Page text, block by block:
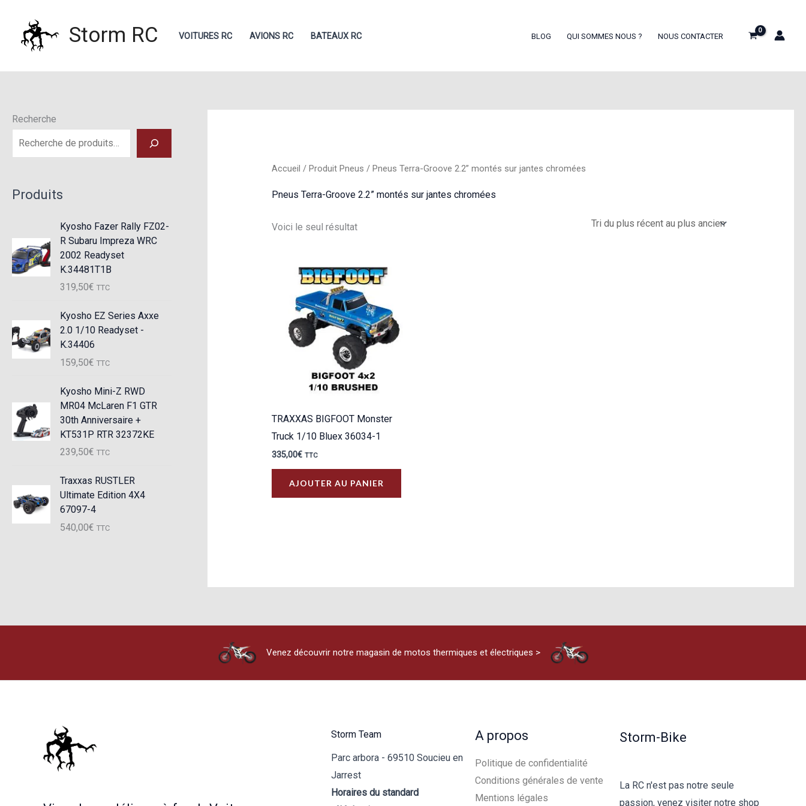
contenu
Storm RC VOITURES RC AVIONS RC BATEAUX RC BLOG QUI SOMMES NOUS ? NOUS CONTACTER
Recherche
Produits
Kyosho Fazer Rally FZ02-
R Subaru Impreza WRC
2002 Readyset
K.34481T1B
319,50€ TTC
Kyosho EZ Series Axxe
2.0 1/10 Readyset -
K.34406
159,50€ TTC
Kyosho Mini-Z RWD
MR04 McLaren F1 GTR
30th Anniversaire +
KT531P RTR 32372KE
239,50€ TTC
Traxxas RUSTLER
Ultimate Edition 4X4
67097-4
540,00€ TTC
Accueil / Produit Pneus / Pneus Terra-Groove 2.2” montés sur jantes chromées
Pneus Terra-Groove 2.2” montés sur jantes chromées
Voici le seul résultat
TRAXXAS BIGFOOT Monster
Truck 1/10 Bluex 36034-1
335,00€ TTC
AJOUTER AU PANIER
Venez découvrir notre magasin de motos thermiques et électriques >
Storm Team
Parc arbora - 69510 Soucieu en
Jarrest
Horaires du standard
A propos
Politique de confidentialité
Conditions générales de vente
Mentions légales
Storm-Bike
La RC n'est pas notre seule
passion, venez visiter notre shop